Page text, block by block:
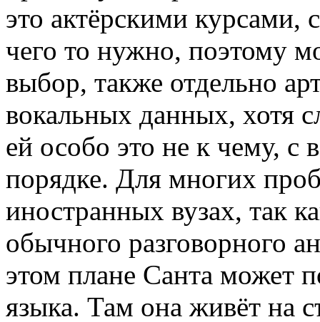
это актёрскими курсами,
чего то нужно, поэтому
выбор, также отдельно
вокальных данных, хотя
ей особо это не к чему, с
порядке. Для многих
иностранных вузах, так
обычного разговорного
этом плане Санта может
языка. Там она живёт на